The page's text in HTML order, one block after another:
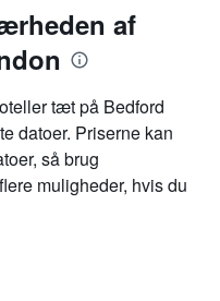
af
tæt på Bedford
datoer. Priserne kan
så brug
muligheder, hvis du